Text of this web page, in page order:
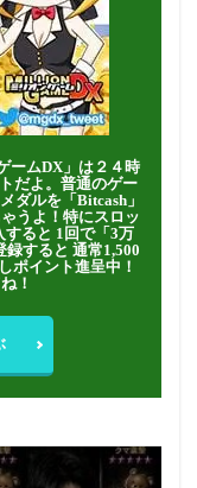
ームDX」は２４時
だよ。普通のゲー
ダルを「Bitcash」
うよ！特にスロッ
すると 1回で「3万
すると 通常1,500
ポイント進呈中！
！